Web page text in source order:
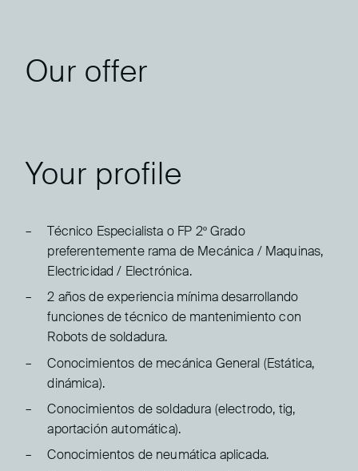
Our offer
Your profile
Técnico Especialista o FP 2º Grado
preferentemente rama de Mecánica / Maquinas,
Electricidad / Electrónica.
2 años de experiencia mínima desarrollando
funciones de técnico de mantenimiento con
Robots de soldadura.
Conocimientos de mecánica General (Estática,
dinámica).
Conocimientos de soldadura (electrodo, tig,
aportación automática).
Conocimientos de neumática aplicada.